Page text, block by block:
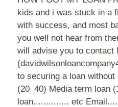
kids and i was stuck in a
with success, and most
you well not hear from
will advise you to
to securing a loan
(20_40) Media term loan
loan.............. etc